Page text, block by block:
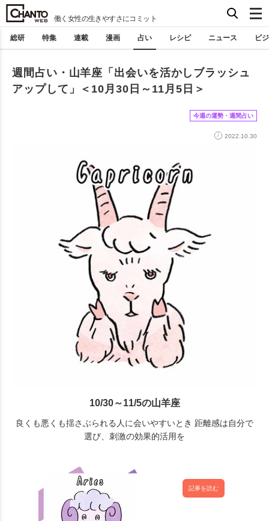
働く女性の生きやすさにコミット
総研 特集 連載 漫画 占い レシピ ニュース ビ
週間占い・山羊座「出会いを活かしブラッシュ
アップして」＜10月30日～11月5日＞
今週の運勢・週間占い
2022.10.30
10/30～11/5の山羊座
良くも悪くも揺さぶられる人に会いやすいとき 距離感は自分で
選び、刺激の効果的活用を
記事を読む